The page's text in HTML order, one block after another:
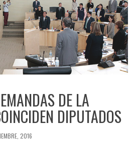
DE LA
DIPUTADOS
2016